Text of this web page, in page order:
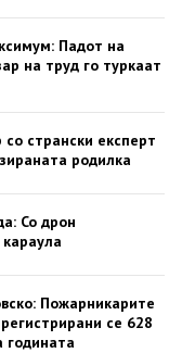
Падот на
на труд го туркаат
странски експерт
родилка
Со дрон
Пожарникарите
се 628
годината